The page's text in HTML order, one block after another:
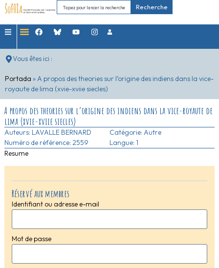
Recherche
Vous êtes ici :
Portada »A propos des theories sur l’origine des indiens dans la vice-
royaute de lima (xvie-xviie siecles)
Réservé aux membres
Identifiant ou adresse e-mail
Mot de passe
A propos des theories sur l’origine des indiens dans la vice-royaute de
lima (xvie-xviie siecles)
Auteurs: LAVALLE BERNARD
Numéro de référence: 2559
Catégorie: Autre
Langue: 1
Resume